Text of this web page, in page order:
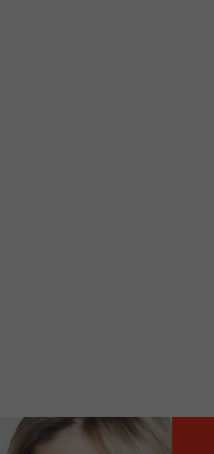
Audio
00:00